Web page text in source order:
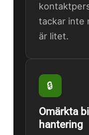
tackar inte
är litet.
🔒
Omärkta
hantering